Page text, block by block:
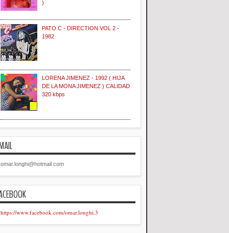
)
PATO C - DIRECTION VOL 2 -
1982
LORENA JIMENEZ - 1992 ( HIJA
DE LA MONA JIMENEZ ) CALIDAD
320 kbps
omar.longhi@hotmail.com
https://www.facebook.com/omar.longhi.3